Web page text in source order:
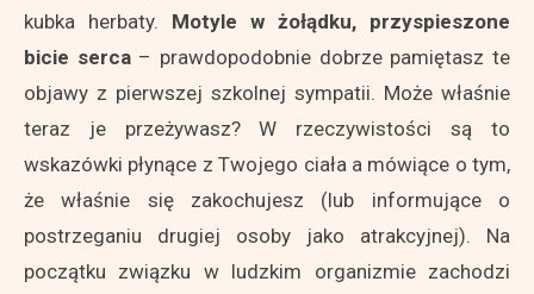
kubka herbaty. Motyle w żołądku, przyspieszone
bicie serca – prawdopodobnie dobrze pamiętasz te
objawy z pierwszej szkolnej sympatii. Może właśnie
teraz je przeżywasz? W rzeczywistości są to
wskazówki płynące z Twojego ciała a mówiące o tym,
że właśnie się zakochujesz (lub informujące o
postrzeganiu drugiej osoby jako atrakcyjnej). Na
początku związku w ludzkim organizmie zachodzi